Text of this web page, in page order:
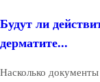
Будут ли
дерматите...
Насколько